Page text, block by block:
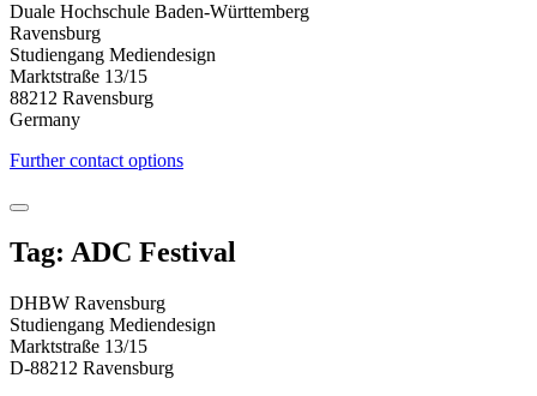
Duale Hochschule Baden-Württemberg
Ravensburg
Studiengang Mediendesign
Marktstraße 13/15
88212 Ravensburg
Germany
Further contact options
Tag: ADC Festival
DHBW Ravensburg
Studiengang Mediendesign
Marktstraße 13/15
D-88212 Ravensburg